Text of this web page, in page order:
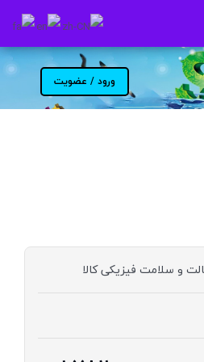
ورود / عضویت
و سلامت فیزیکی کالا